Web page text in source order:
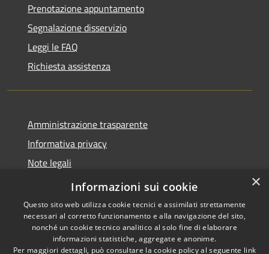
Prenotazione appuntamento
Segnalazione disservizio
Leggi le FAQ
Richiesta assistenza
Amministrazione trasparente
Informativa privacy
Note legali
Dichiarazione di accessibilità
Copyright © 2026 • Comune di
×
Informazioni sui cookie
Questo sito web utilizza cookie tecnici e assimilati strettamente
necessari al corretto funzionamento e alla navigazione del sito,
nonché un cookie tecnico analitico al solo fine di elaborare
informazioni statistiche, aggregate e anonime.
Per maggiori dettagli, può consultare la cookie policy al seguente link